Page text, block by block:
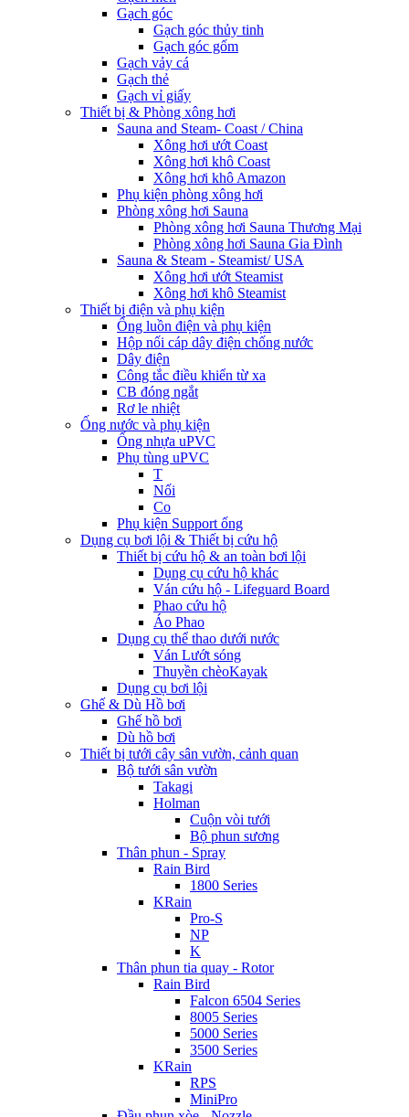
Gạch góc
Gạch góc thủy tinh
Gạch góc gốm
Gạch vảy cá
Gạch thẻ
Gạch vỉ giấy
Thiết bị & Phòng xông hơi
Sauna and Steam- Coast / China
Xông hơi ướt Coast
Xông hơi khô Coast
Xông hơi khô Amazon
Phụ kiện phòng xông hơi
Phòng xông hơi Sauna
Phòng xông hơi Sauna Thương Mại
Phòng xông hơi Sauna Gia Đình
Sauna & Steam - Steamist/ USA
Xông hơi ướt Steamist
Xông hơi khô Steamist
Thiết bị điện và phụ kiện
Ống luồn điện và phụ kiện
Hộp nối cáp dây điện chống nước
Dây điện
Công tắc điều khiển từ xa
CB đóng ngắt
Rơ le nhiệt
Ống nước và phụ kiện
Ống nhựa uPVC
Phụ tùng uPVC
T
Nối
Co
Phụ kiện Support ống
Dụng cụ bơi lội & Thiết bị cứu hộ
Thiết bị cứu hộ & an toàn bơi lội
Dụng cụ cứu hộ khác
Ván cứu hộ - Lifeguard Board
Phao cứu hộ
Áo Phao
Dụng cụ thể thao dưới nước
Ván Lướt sóng
Thuyền chèoKayak
Dụng cụ bơi lội
Ghế & Dù Hồ bơi
Ghế hồ bơi
Dù hồ bơi
Thiết bị tưới cây sân vườn, cảnh quan
Bộ tưới sân vườn
Takagi
Holman
Cuộn vòi tưới
Bộ phun sương
Thân phun - Spray
Rain Bird
1800 Series
KRain
Pro-S
NP
K
Thân phun tia quay - Rotor
Rain Bird
Falcon 6504 Series
8005 Series
5000 Series
3500 Series
KRain
RPS
MiniPro